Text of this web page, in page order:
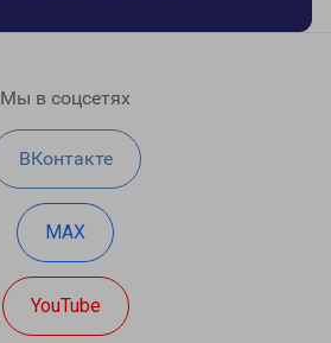
Мы в соцсетях
ВКонтакте
MAX
YouTube